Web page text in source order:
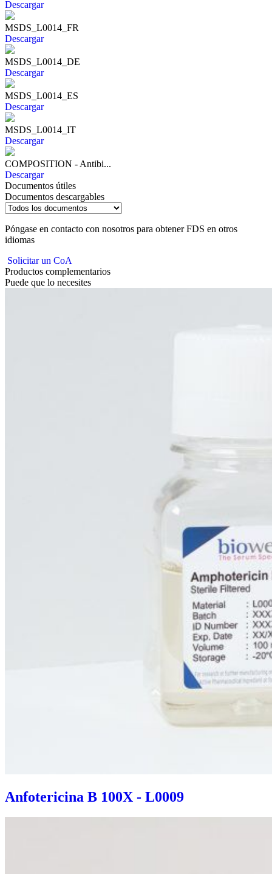
Descargar
MSDS_L0014_FR
Descargar
MSDS_L0014_DE
Descargar
MSDS_L0014_ES
Descargar
MSDS_L0014_IT
Descargar
COMPOSITION - Antibi...
Descargar
Documentos útiles
Documentos descargables
Póngase en contacto con nosotros para obtener FDS en otros
idiomas
Solicitar un CoA
Productos complementarios
Puede que lo necesites
Anfotericina B 100X - L0009